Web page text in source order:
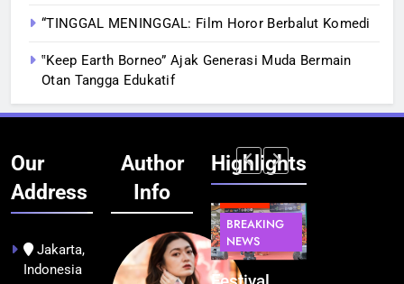
“TINGGAL MENINGGAL: Film Horor Berbalut Komedi
‟Keep Earth Borneo” Ajak Generasi Muda Bermain
Otan Tangga Edukatif
Our
Address
Jakarta,
Indonesia
Author
Info
Highlights
BERITA
NEWS
TEKNOLOGI
BREAKING
NEWS